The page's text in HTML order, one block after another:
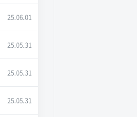
25.06.01
25.05.31
25.05.31
25.05.31